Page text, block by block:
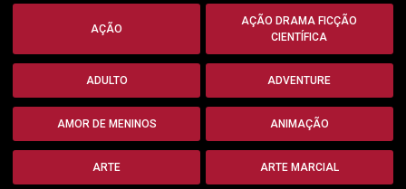
AÇÃO
AÇÃO DRAMA FICÇÃO
CIENTÍFICA
ADULTO ADVENTURE
AMOR DE MENINOS ANIMAÇÃO
ARTE ARTE MARCIAL